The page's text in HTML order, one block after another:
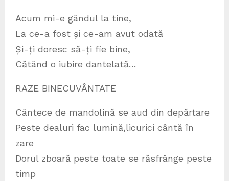
Acum mi-e gândul la tine,
La ce-a fost și ce-am avut odată
Și-ți doresc să-ți fie bine,
Cătând o iubire dantelată…
RAZE BINECUVÂNTATE
Cântece de mandolină se aud din depărtare
Peste dealuri fac lumină,licurici cântă în
zare
Dorul zboară peste toate se răsfrânge peste
timp